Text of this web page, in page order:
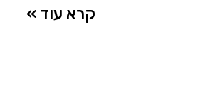
קרא עוד »